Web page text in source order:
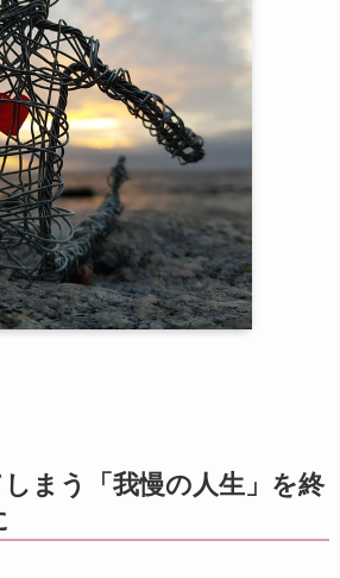
まう「我慢の人生」を終